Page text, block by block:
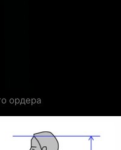
ордера